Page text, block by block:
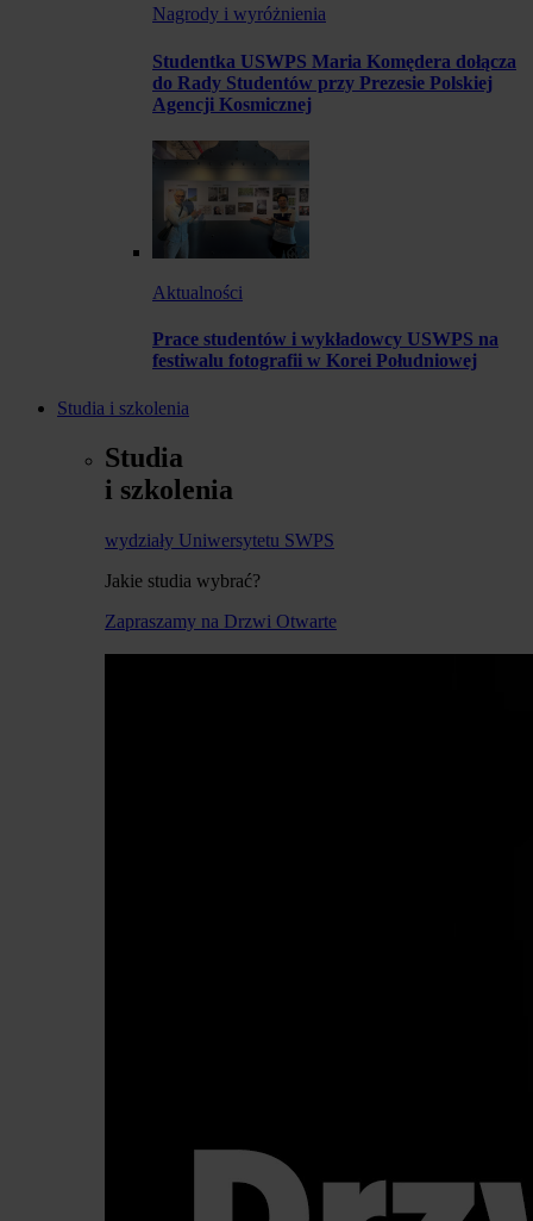
Nagrody i wyróżnienia
Studentka USWPS Maria Komędera dołącza
do Rady Studentów przy Prezesie Polskiej
Agencji Kosmicznej
Aktualności
Prace studentów i wykładowcy USWPS na
festiwalu fotografii w Korei Południowej
Studia i szkolenia
Studia
i szkolenia
wydziały Uniwersytetu SWPS
Jakie studia wybrać?
Zapraszamy na Drzwi Otwarte